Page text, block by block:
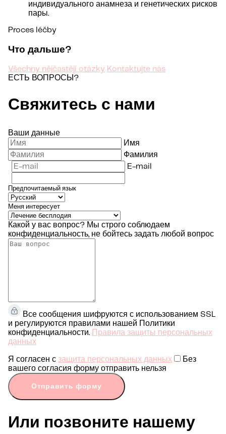
индивидуального анамнеза и генетических рисков
пары.
Proces léčby
Что дальше?
Všechny nějčastějí otázky Kontaktujte nás
ЕСТЬ ВОПРОСЫ?
Свяжитесь с нами
Ваши данные
Имя
Фамилия
E-mail
Предпочитаемый язык
Меня интересует
Какой у вас вопрос? Мы строго соблюдаем
конфиденциальность, не бойтесь задать любой вопрос
Все сообщения шифруются с использованием SSL
и регулируются правилами нашей Политики
конфиденциальности.
Правила защиты персональных
данных
Я согласен с защита персональных данных
Без
вашего согласия форму отправить нельзя
Отправить форму
Или позвоните нашему